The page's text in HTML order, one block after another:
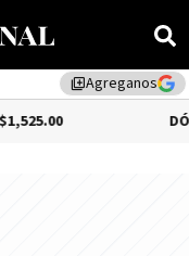
library_addAgreganos
DÓLAR